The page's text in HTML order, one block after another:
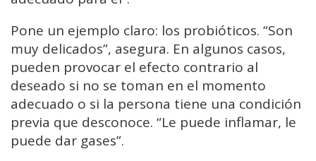
Pone un ejemplo claro: los probióticos. “Son
muy delicados”, asegura. En algunos casos,
pueden provocar el efecto contrario al
deseado si no se toman en el momento
adecuado o si la persona tiene una condición
previa que desconoce. “Le puede inflamar, le
puede dar gases”.